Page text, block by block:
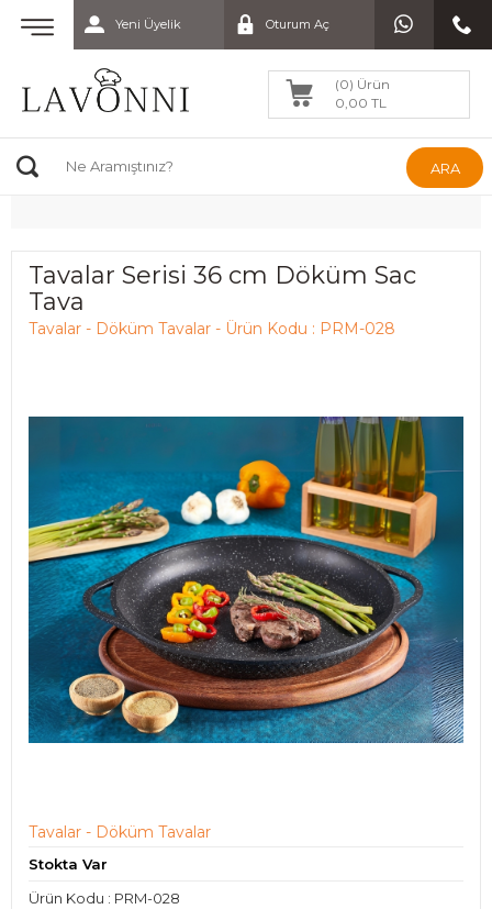
Yeni Üyelik Oturum Aç
(0) Ürün
0,00 TL
ARA
Tavalar Serisi 36 cm Döküm Sac
Tava
Tavalar - Döküm Tavalar - Ürün Kodu : PRM-028
Tavalar - Döküm Tavalar
Stokta Var
Ürün Kodu : PRM-028